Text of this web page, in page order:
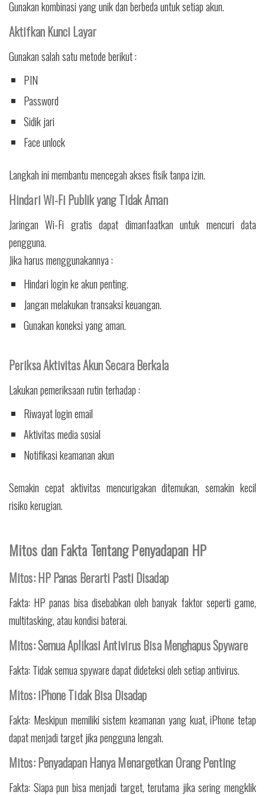
Gunakan kombinasi yang unik dan berbeda untuk setiap akun.
Aktifkan Kunci Layar
Gunakan salah satu metode berikut :
PIN
Password
Sidik jari
Face unlock
Langkah ini membantu mencegah akses fisik tanpa izin.
Hindari Wi-Fi Publik yang Tidak Aman
Jaringan Wi-Fi gratis dapat dimanfaatkan untuk mencuri data
pengguna.
Jika harus menggunakannya :
Hindari login ke akun penting.
Jangan melakukan transaksi keuangan.
Gunakan koneksi yang aman.
Periksa Aktivitas Akun Secara Berkala
Lakukan pemeriksaan rutin terhadap :
Riwayat login email
Aktivitas media sosial
Notifikasi keamanan akun
Semakin cepat aktivitas mencurigakan ditemukan, semakin kecil
risiko kerugian.
Mitos dan Fakta Tentang Penyadapan HP
Mitos: HP Panas Berarti Pasti Disadap
Fakta: HP panas bisa disebabkan oleh banyak faktor seperti game,
multitasking, atau kondisi baterai.
Mitos: Semua Aplikasi Antivirus Bisa Menghapus Spyware
Fakta: Tidak semua spyware dapat dideteksi oleh setiap antivirus.
Mitos: iPhone Tidak Bisa Disadap
Fakta: Meskipun memiliki sistem keamanan yang kuat, iPhone tetap
dapat menjadi target jika pengguna lengah.
Mitos: Penyadapan Hanya Menargetkan Orang Penting
Fakta: Siapa pun bisa menjadi target, terutama jika sering mengklik